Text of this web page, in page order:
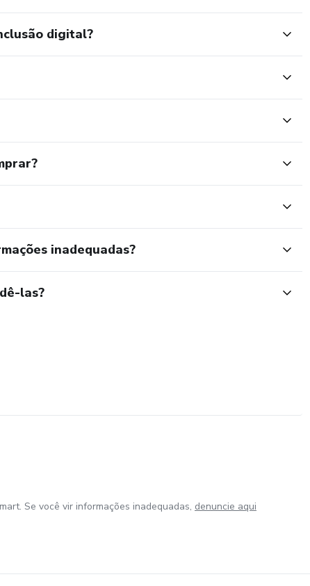
digital?
inadequadas?
las?
Se você vir informações inadequadas, denuncie aqui